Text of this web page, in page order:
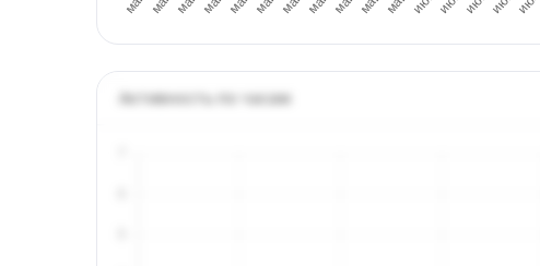
Активность по часам